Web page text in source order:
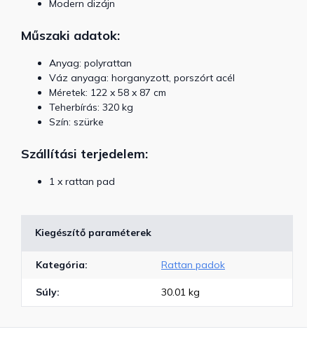
Modern dizájn
Műszaki adatok:
Anyag: polyrattan
Váz anyaga: horganyzott, porszórt acél
Méretek: 122 x 58 x 87 cm
Teherbírás: 320 kg
Szín: szürke
Szállítási terjedelem:
1 x rattan pad
Kiegészítő paraméterek
Kategória: Rattan padok
Súly: 30.01 kg